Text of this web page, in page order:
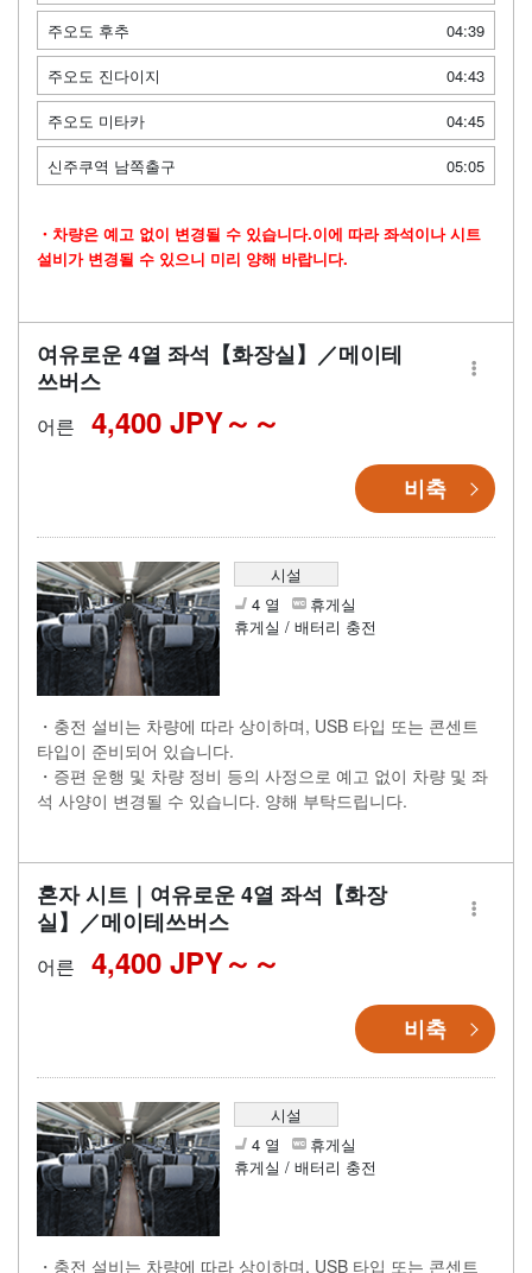
주오도 후추
04:39
주오도 진다이지
04:43
주오도 미타카
04:45
신주쿠역 남쪽출구
05:05
・차량은 예고 없이 변경될 수 있습니다.이에 따라 좌석이나 시트
설비가 변경될 수 있으니 미리 양해 바랍니다.
여유로운 4열 좌석【화장실】／메이테
쓰버스
어른 4,400 JPY～
비축
시설
4 열
휴게실
휴게실 / 배터리 충전
・충전 설비는 차량에 따라 상이하며, USB 타입 또는 콘센트
타입이 준비되어 있습니다.
・증편 운행 및 차량 정비 등의 사정으로 예고 없이 차량 및 좌
석 사양이 변경될 수 있습니다. 양해 부탁드립니다.
혼자 시트｜여유로운 4열 좌석【화장
실】／메이테쓰버스
어른 4,400 JPY～
비축
시설
4 열
휴게실
휴게실 / 배터리 충전
・충전 설비는 차량에 따라 상이하며, USB 타입 또는 콘센트